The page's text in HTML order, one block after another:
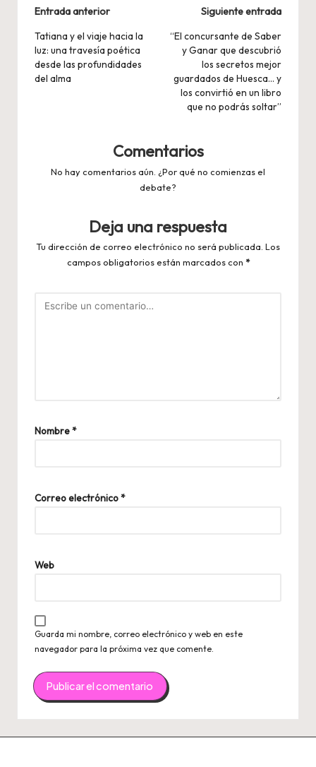
Navegación
de
entradas
Entrada anterior
Tatiana y el viaje hacia la
luz: una travesía poética
desde las profundidades
del alma
Siguiente entrada
“El concursante de Saber
y Ganar que descubrió
los secretos mejor
guardados de Huesca… y
los convirtió en un libro
que no podrás soltar”
Comentarios
No hay comentarios aún. ¿Por qué no comienzas el
debate?
Deja una respuesta
Tu dirección de correo electrónico no será publicada. Los
campos obligatorios están marcados con *
Nombre*
Correo electrónico*
Web
Guarda mi nombre, correo electrónico y web en este
navegador para la próxima vez que comente.